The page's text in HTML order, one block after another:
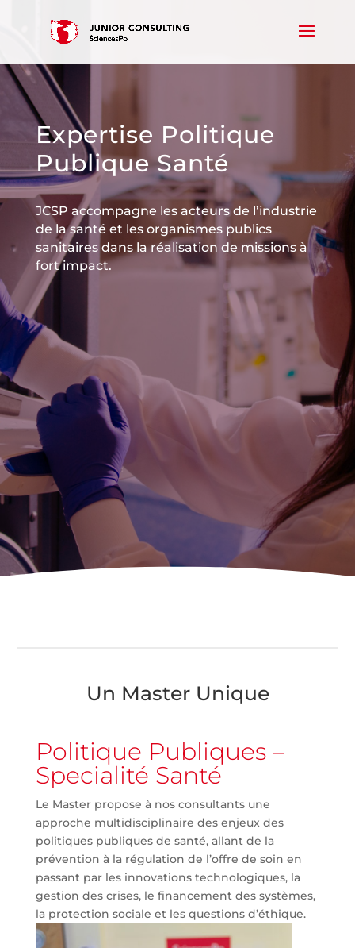
Expertise Politique
Publique Santé
JCSP accompagne les acteurs de l’industrie
de la santé et les organismes publics
sanitaires dans la réalisation de missions à
fort impact.
Un Master Unique
Politique Publiques –
Specialité Santé
Le Master propose à nos consultants une
approche multidisciplinaire des enjeux des
politiques publiques de santé, allant de la
prévention à la régulation de l’offre de soin en
passant par les innovations technologiques, la
gestion des crises, le financement des systèmes,
la protection sociale et les questions d’éthique.